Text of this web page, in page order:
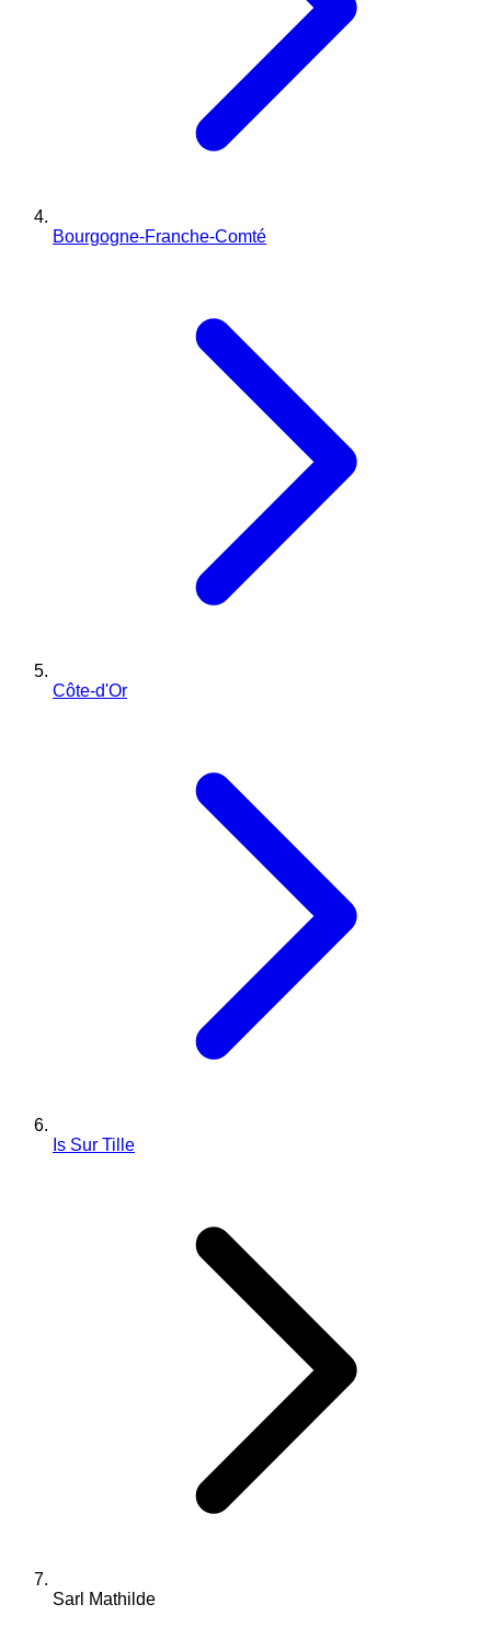
Bourgogne-Franche-Comté
Côte-d'Or
Is Sur Tille
Sarl Mathilde